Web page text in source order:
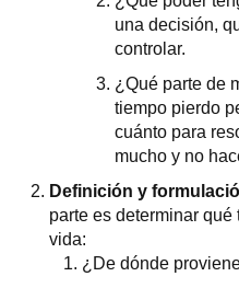
una decisión,
controlar.
¿Qué parte de
tiempo pierdo
cuánto para
mucho y no
Definición y
parte es determinar
vida:
¿De dónde